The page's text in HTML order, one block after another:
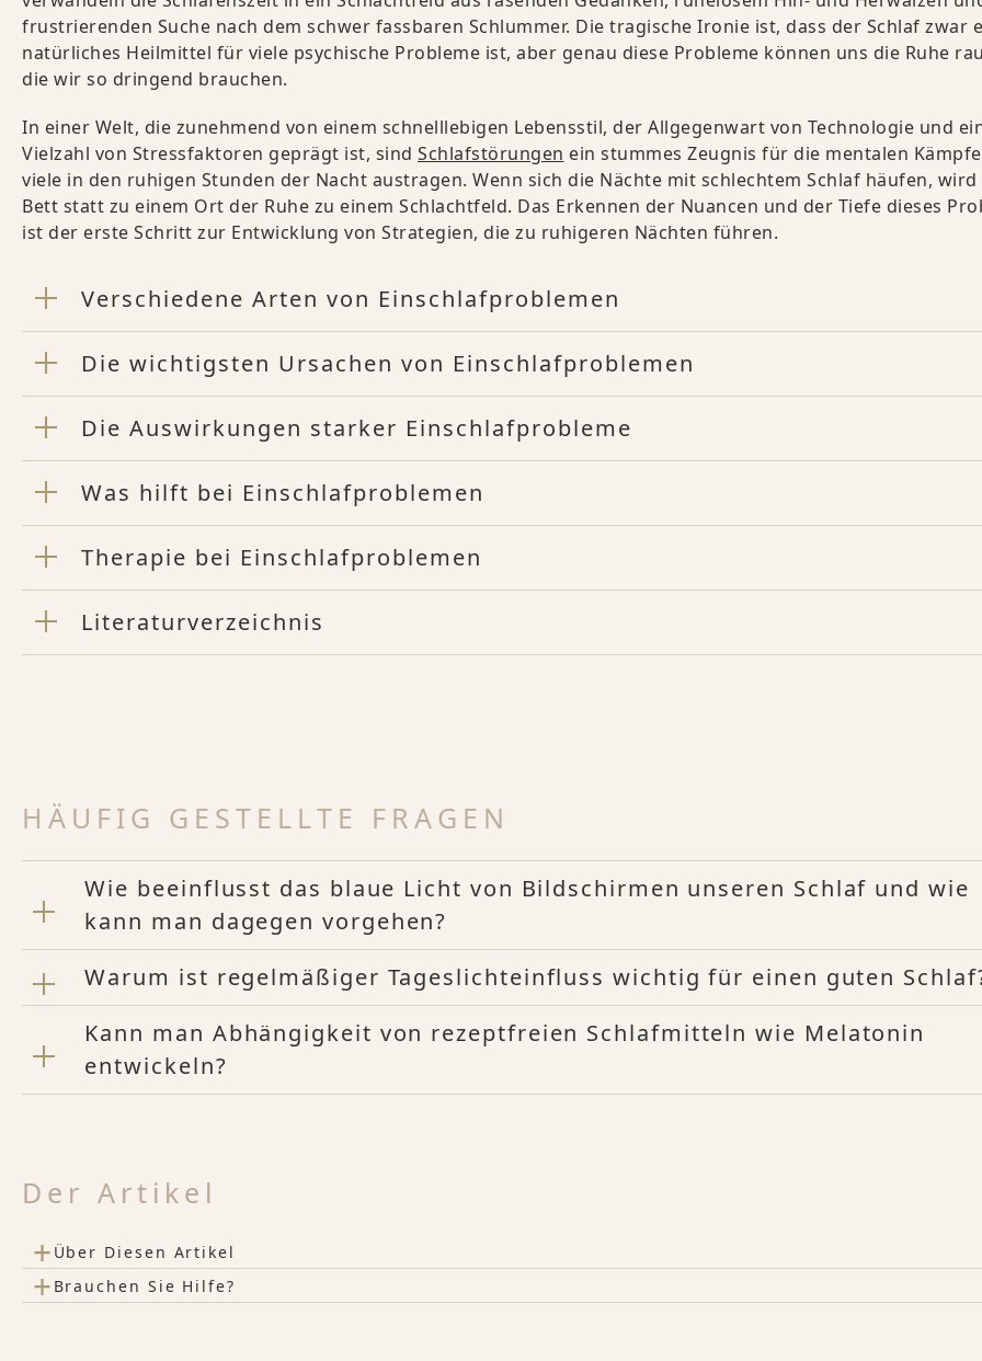
frustrierenden Suche nach dem schwer fassbaren Schlummer. Die tragische Ironie ist, dass der Schlaf zwar
natürliches Heilmittel für viele psychische Probleme ist, aber genau diese Probleme können uns die Ruhe
die wir so dringend brauchen.
In einer Welt, die zunehmend von einem schnelllebigen Lebensstil, der Allgegenwart von Technologie und
Vielzahl von Stressfaktoren geprägt ist, sind Schlafstörungen ein stummes Zeugnis für die mentalen
viele in den ruhigen Stunden der Nacht austragen. Wenn sich die Nächte mit schlechtem Schlaf häufen, wird
Bett statt zu einem Ort der Ruhe zu einem Schlachtfeld. Das Erkennen der Nuancen und der Tiefe dieses
ist der erste Schritt zur Entwicklung von Strategien, die zu ruhigeren Nächten führen.
Verschiedene Arten von Einschlafproblemen
Die wichtigsten Ursachen von Einschlafproblemen
Die Auswirkungen starker Einschlafprobleme
Was hilft bei Einschlafproblemen
Therapie bei Einschlafproblemen
Literaturverzeichnis
HÄUFIG GESTELLTE FRAGEN
Wie beeinflusst das blaue Licht von Bildschirmen unseren Schlaf und wie
kann man dagegen vorgehen?
Warum ist regelmäßiger Tageslichteinfluss wichtig für einen guten
Kann man Abhängigkeit von rezeptfreien Schlafmitteln wie Melatonin
entwickeln?
Der Artikel
+ Über Diesen Artikel
+ Brauchen Sie Hilfe?